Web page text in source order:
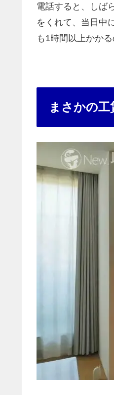
電話すると、しば
をくれて、当日中
も1時間以上かか
まさかの工